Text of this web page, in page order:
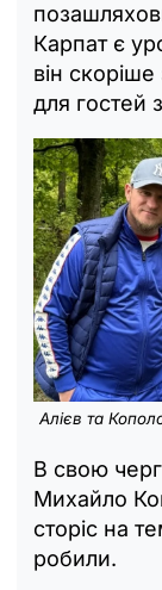
Карпат є
він скоріше
для гостей
Алієв та
В свою
Михайло
сторіс на
робили.